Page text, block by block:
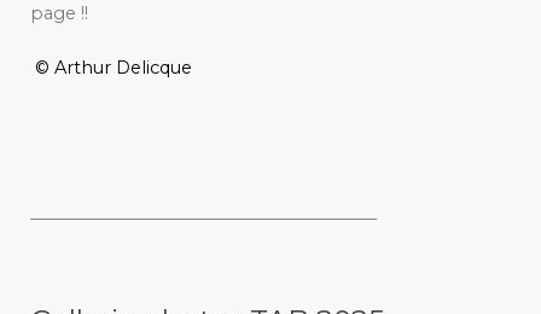
page !!
© Arthur Delicque